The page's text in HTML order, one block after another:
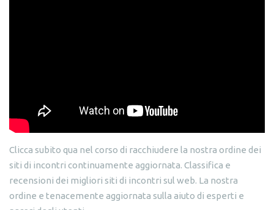
Clicca subito qua nel corso di racchiudere la nostra ordine dei
siti di incontri continuamente aggiornata. Classifica e
recensioni dei migliori siti di incontri sul web. La nostra
ordine e tenacemente aggiornata sulla aiuto di esperti e